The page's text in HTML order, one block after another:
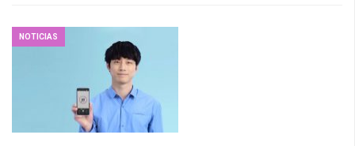
NOTICIAS